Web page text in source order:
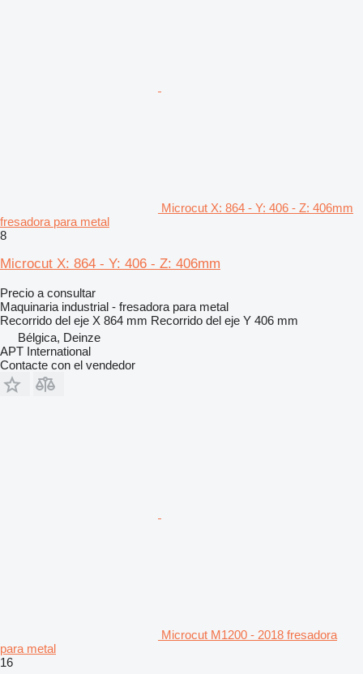
Microcut X: 864 - Y: 406 - Z: 406mm
fresadora para metal
8
Microcut X: 864 - Y: 406 - Z: 406mm
Precio a consultar
Maquinaria industrial - fresadora para metal
Recorrido del eje X 864 mm Recorrido del eje Y 406 mm
Bélgica, Deinze
APT International
Contacte con el vendedor
Microcut M1200 - 2018 fresadora
para metal
16